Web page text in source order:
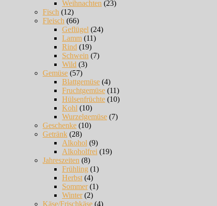
Weihnachten (23)
Fisch (12)
Fleisch (66)
Geflügel (24)
Lamm (11)
Rind (19)
Schwein (7)
Wild (3)
Gemüse (57)
Blattgemüse (4)
Fruchtgemüse (11)
Hülsenfrüchte (10)
Kohl (10)
Wurzelgemüse (7)
Geschenke (10)
Getränk (28)
Alkohol (9)
Alkoholfrei (19)
Jahreszeiten (8)
Frühling (1)
Herbst (4)
Sommer(1)
Winter(2)
Käse/Frischkäse (4)